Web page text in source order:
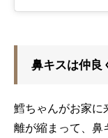
鼻キスは仲良
鱈ちゃんがお家に
離が縮まって、鼻